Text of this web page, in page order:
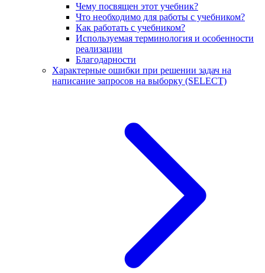
Чему посвящен этот учебник?
Что необходимо для работы с учебником?
Как работать с учебником?
Используемая терминология и особенности
реализации
Благодарности
Характерные ошибки при решении задач на
написание запросов на выборку (SELECT)